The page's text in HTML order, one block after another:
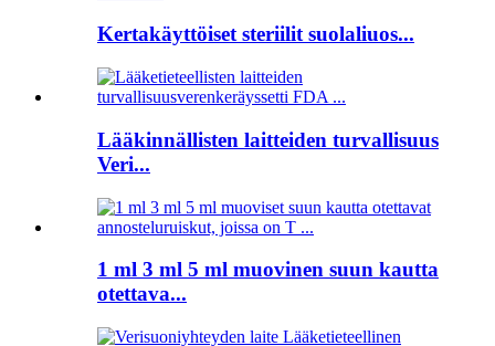
Kertakäyttöiset steriilit suolaliuos...
Lääkinnällisten laitteiden turvallisuus
Veri...
1 ml 3 ml 5 ml muovinen suun kautta
otettava...